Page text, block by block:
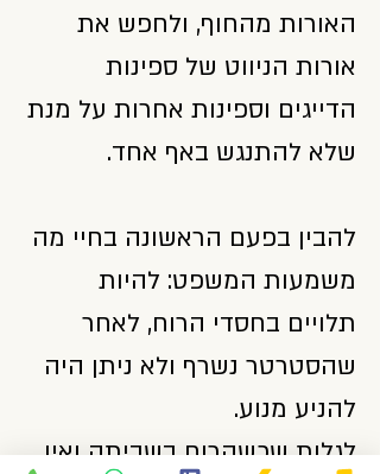
האורות מהחוף, ולחפש את
אורות הניווט של ספינות
הדייגים וספינות אחרות על מנת
שלא להתנגש באף אחד.
להבין בפעם הראשונה בחיי מה
משמעות המשפט: להיות
תלויים בחסדי הרוח, לאחר
שהסטרטר נשרף ולא ניתן היה
להניע מנוע.
לגלות שכשהרוח בשביתה ואין